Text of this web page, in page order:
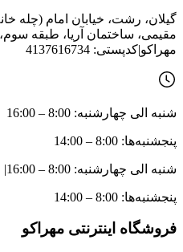
گیلان، رشت، خیابان امام (چله
مقیمی، ساختمان آریا، طبقه
مهراکو|کدپستی: 4137616734
شنبه الی چهارشنبه: 8:00 – 16:00
پنجشنبه‌ها: 8:00 – 14:00
شنبه الی چهارشنبه: 8:00 – 16:00 |
پنجشنبه‌ها: 8:00 – 14:00
فروشگاه اینترنتی مهراکو